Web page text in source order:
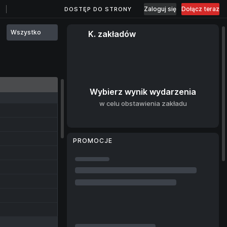
DOSTĘP DO STRONY Zaloguj się Dołącz teraz
Wszystko K. zakładów
Wybierz wynik wydarzenia
w celu obstawienia zakładu
PROMOCJE